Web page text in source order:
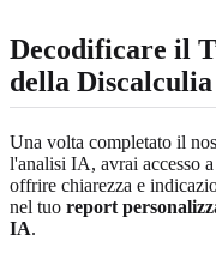
Decodificare il
della
Una volta completato il
l'analisi IA, avrai accesso
offrire chiarezza e
nel tuo report
IA.